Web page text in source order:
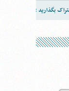
بگذارید :